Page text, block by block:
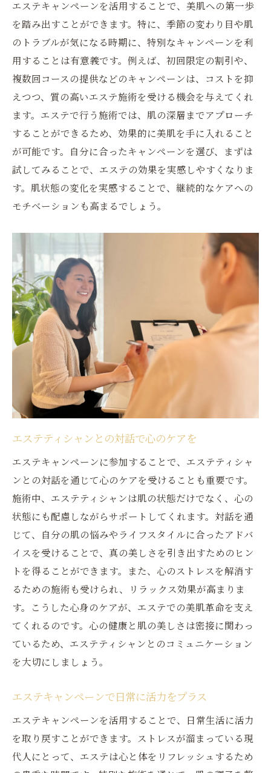
エステキャンペーンを活用することで、美肌への第一歩
を踏み出すことができます。特に、季節の変わり目や肌
のトラブルが気になる時期に、特別なキャンペーンを利
用することは有意義です。例えば、初回限定の割引や、
複数回コースの提供などのキャンペーンは、コストを抑
えつつ、質の高いエステ施術を受ける機会を与えてくれ
ます。エステで行う施術では、肌の深層までアプローチ
することができるため、効果的に美肌を手に入れること
が可能です。自分に合ったキャンペーンを選び、まずは
試してみることで、エステの効果を実感しやすくなりま
す。肌状態の変化を実感することで、継続的なケアへの
モチベーションも高まるでしょう。
エステティシャンとの対話で心のケアを
エステキャンペーンに参加することで、エステティシャ
ンとの対話を通じて心のケアを受けることも重要です。
施術中、エステティシャンは肌の状態だけでなく、心の
状態にも配慮しながらサポートしてくれます。対話を通
じて、自分の肌の悩みやライフスタイルに合ったアドバ
イスを受けることで、真の美しさを引き出すためのヒン
トを得ることができます。また、心のストレスを解消す
るための施術も受けられ、リラックス効果が高まりま
す。こうした心身のケアが、エステでの美肌革命を支え
てくれるのです。心の健康と肌の美しさは密接に関わっ
ているため、エステティシャンとのコミュニケーション
を大切にしましょう。
エステキャンペーンで日常に活力をプラス
エステキャンペーンを活用することで、日常生活に活力
を取り戻すことができます。ストレスが溜まっている現
代人にとって、エステは心と体をリフレッシュするため